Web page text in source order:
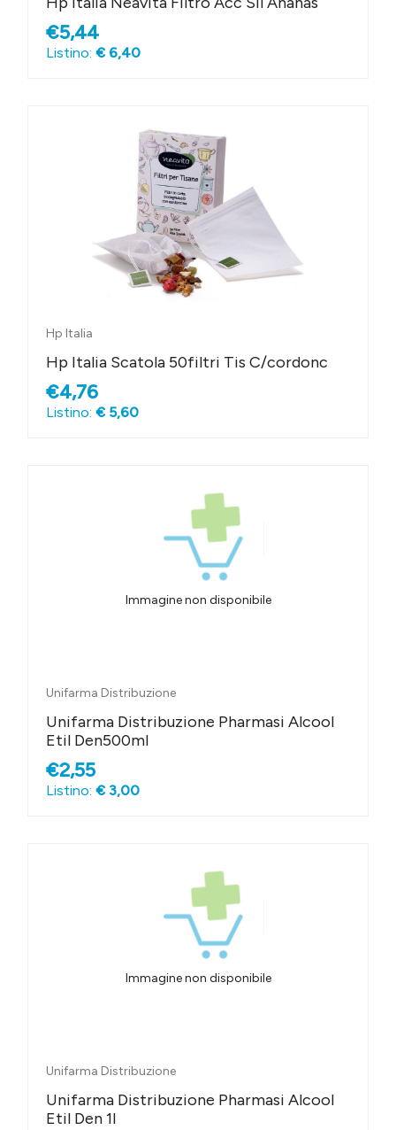
€5,44
Listino: € 6,40
Hp Italia
Hp Italia Scatola 50filtri Tis C/cordonc
€4,76
Listino: € 5,60
Immagine non disponibile
Unifarma Distribuzione
Unifarma Distribuzione Pharmasi Alcool
Etil Den500ml
€2,55
Listino: € 3,00
Immagine non disponibile
Unifarma Distribuzione
Unifarma Distribuzione Pharmasi Alcool
Etil Den 1l